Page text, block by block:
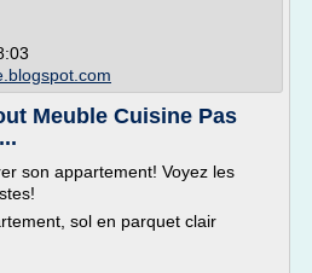
Meuble Cuisine Pas
son appartement! Voyez les
sol en parquet clair